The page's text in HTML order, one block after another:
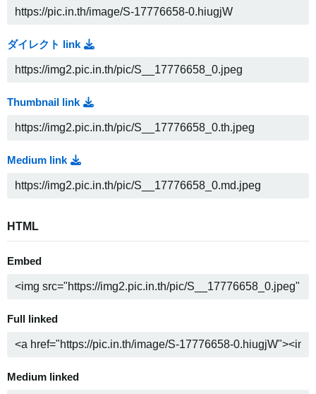
ダイレクト link
Thumbnail link
Medium link
HTML
Embed
Full linked
Medium linked